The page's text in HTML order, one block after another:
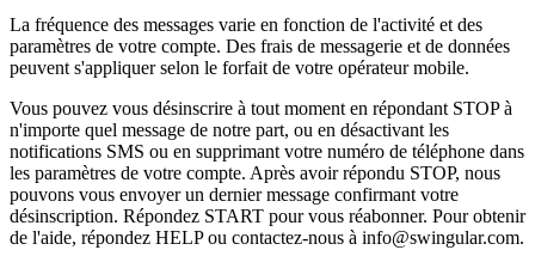
La fréquence des messages varie en fonction de l'activité et des
paramètres de votre compte. Des frais de messagerie et de données
peuvent s'appliquer selon le forfait de votre opérateur mobile.
Vous pouvez vous désinscrire à tout moment en répondant STOP à
n'importe quel message de notre part, ou en désactivant les
notifications SMS ou en supprimant votre numéro de téléphone dans
les paramètres de votre compte. Après avoir répondu STOP, nous
pouvons vous envoyer un dernier message confirmant votre
désinscription. Répondez START pour vous réabonner. Pour obtenir
de l'aide, répondez HELP ou contactez-nous à info@swingular.com.